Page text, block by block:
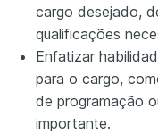
cargo desejado,
qualificações
Enfatizar
para o cargo,
de programação
importante.